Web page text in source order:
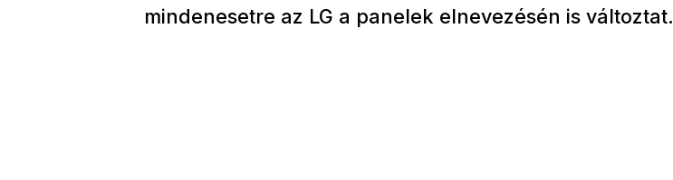
mindenesetre az LG a panelek elnevezésén is változtat.